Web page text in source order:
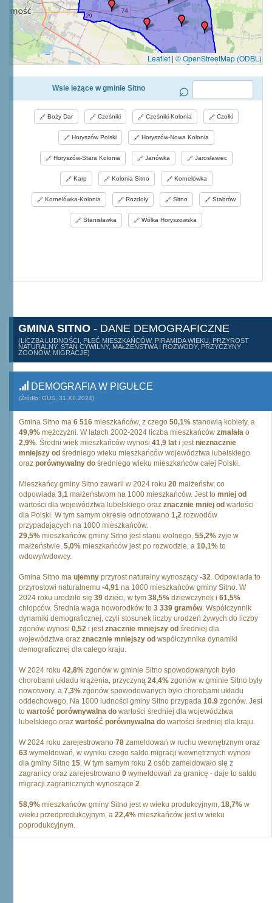
Leaflet | © OpenStreetMap (ODBL)
Wsie leżące w gminie Sitno
Boży Dar Cześniki Cześniki-Kolonia Czołki
Horyszów Polski Horyszów-Nowa Kolonia
Horyszów-Stara Kolonia Janówka Jarosławiec
Karp Kolonia Sitno Kornelówka
Kornelówka-Kolonia Rozdoły Sitno Stabrów
Stanisławka Wólka Horyszowska
GMINA SITNO - DANE DEMOGRAFICZNE
(LICZBA LUDNOŚCI, PŁEĆ MIESZKAŃCÓW, PIRAMIDA WIEKU, PRZYROST
NATURALNY, STAN CYWILNY, MAŁŻEŃSTWA I ROZWODY, PRZYCZYNY
ZGONÓW, MIGRACJE)
DEMOGRAFIA W PIGUŁCE
(Źródło: GUS, 31.XII.2024)
Gmina Sitno ma 6 516 mieszkańców, z czego 50,1% stanowią kobiety, a
49,9% mężczyźni. W latach 2002-2024 liczba mieszkańców zmalała o
2,9%. Średni wiek mieszkańców wynosi 41,9 lat i jestnieznacznie
mniejszy od średniego wieku mieszkańców województwa lubelskiego
oraz porównywalny do średniego wieku mieszkańców całej Polski.
Mieszkańcy gminy Sitno zawarli w 2024 roku 20 małżeństw, co
odpowiada 3,1 małżeństwom na 1000 mieszkańców. Jest to mniej od
wartości dla województwa lubelskiego oraz znacznie mniej od wartości
dla Polski. W tym samym okresie odnotowano 1,2 rozwodów
przypadających na 1000 mieszkańców.
29,5% mieszkańców gminy Sitno jest stanu wolnego, 55,2% żyje w
małżeństwie, 5,0% mieszkańców jest po rozwodzie, a 10,1% to
wdowy/wdowcy.
Gmina Sitno ma ujemny przyrost naturalny wynoszący -32. Odpowiada to
przyrostowi naturalnemu -4,91 na 1000 mieszkańców gminy Sitno. W
2024 roku urodziło się 39 dzieci, w tym 38,5% dziewczynek i 61,5%
chłopców. Średnia waga noworodków to 3 339 gramów. Współczynnik
dynamiki demograficznej, czyli stosunek liczby urodzeń żywych do liczby
zgonów wynosi 0,52 i jestznacznie mniejszy od średniej dla
województwa oraz znacznie mniejszy od współczynnika dynamiki
demograficznej dla całego kraju.
W 2024 roku 42,8% zgonów w gminie Sitno spowodowanych było
chorobami układu krążenia, przyczyną 24,4% zgonów w gminie Sitno były
nowotwory, a 7,3% zgonów spowodowanych było chorobami układu
oddechowego. Na 1000 ludności gminy Sitno przypada 10.9 zgonów. Jest
to wartość porównywalna do wartości średniej dla województwa
lubelskiego oraz wartość porównywalna do wartości średniej dla kraju.
W 2024 roku zarejestrowano 78 zameldowań w ruchu wewnętrznym oraz
63 wymeldowań, w wyniku czego saldo migracji wewnętrznych wynosi
dla gminy Sitno 15. W tym samym roku 2 osób zameldowało się z
zagranicy oraz zarejestrowano 0 wymeldowań za granicę - daje to saldo
migracji zagranicznych wynoszące 2.
58,9% mieszkańców gminy Sitno jest w wieku produkcyjnym, 18,7% w
wieku przedprodukcyjnym, a 22,4% mieszkańców jest w wieku
poprodukcyjnym.